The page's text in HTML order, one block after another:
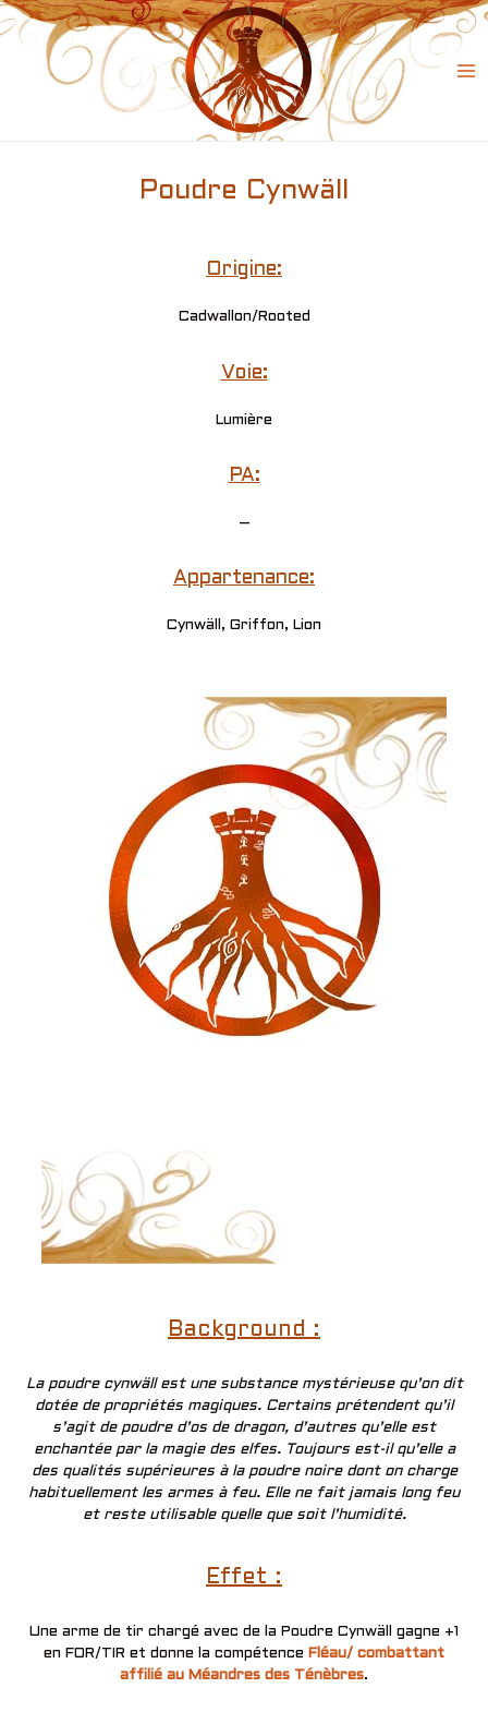
Skip
to
content
Poudre Cynwäll
Origine:
Cadwallon/Rooted
Voie:
Lumière
PA:
–
Appartenance:
Cynwäll, Griffon, Lion
Background :
La poudre cynwäll est une substance mystérieuse qu’on dit
dotée de propriétés magiques. Certains prétendent qu’il
s’agit de poudre d’os de dragon, d’autres qu’elle est
enchantée par la magie des elfes. Toujours est-il qu’elle a
des qualités supérieures à la poudre noire dont on charge
habituellement les armes à feu. Elle ne fait jamais long feu
et reste utilisable quelle que soit l’humidité.
Effet :
Une arme de tir chargé avec de la Poudre Cynwäll gagne +1
en FOR/TIR et donne la compétence Fléau/ combattant
affilié au Méandres des Ténèbres.